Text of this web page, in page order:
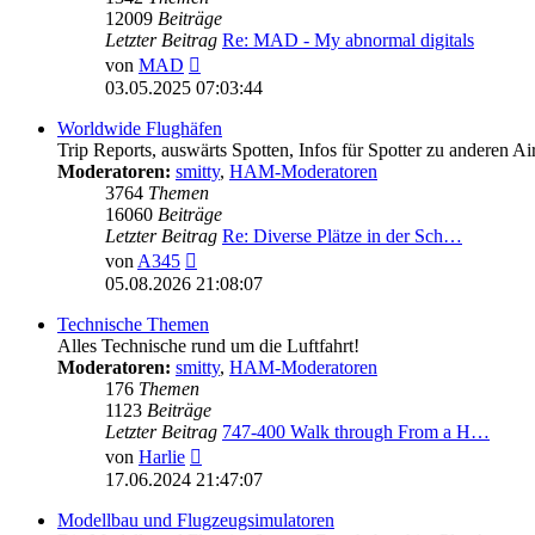
12009 Beiträge
Letzter Beitrag Re: MAD - My abnormal digitals
von MAD
Beitrag
03.05.2025 07:03:44
Worldwide Flughäfen
Trip Reports, auswärts Spotten, Infos für Spotter zu anderen
Moderatoren: smitty, HAM-Moderatoren
3764 Themen
16060 Beiträge
Letzter Beitrag Re: Diverse Plätze in der Sch…
vonA345
Beitrag
05.08.2026 21:08:07
Technische Themen
Alles Technische rund um die Luftfahrt!
Moderatoren: smitty, HAM-Moderatoren
176 Themen
1123 Beiträge
Letzter Beitrag 747-400 Walk through From a H…
von Harlie
Beitrag
17.06.2024 21:47:07
Modellbau und Flugzeugsimulatoren